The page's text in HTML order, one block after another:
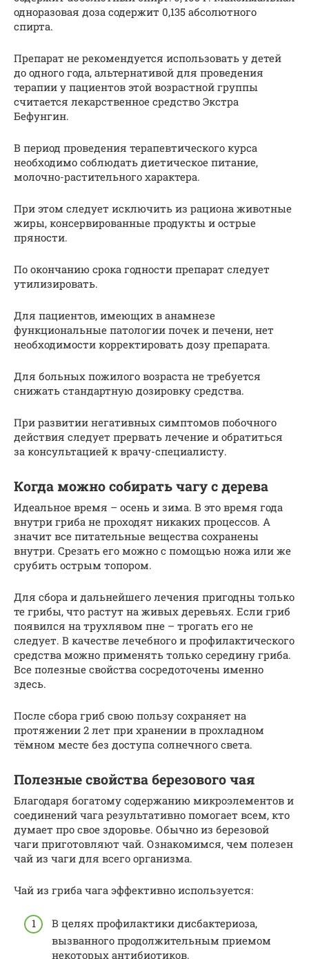
одноразовая доза содержит 0,135 абсолютного
спирта.
Препарат не рекомендуется использовать у детей
до одного года, альтернативой для проведения
терапии у пациентов этой возрастной группы
считается лекарственное средство Экстра
Бефунгин.
В период проведения терапевтического курса
необходимо соблюдать диетическое питание,
молочно-растительного характера.
При этом следует исключить из рациона животные
жиры, консервированные продукты и острые
пряности.
По окончанию срока годности препарат следует
утилизировать.
Для пациентов, имеющих в анамнезе
функциональные патологии почек и печени, нет
необходимости корректировать дозу препарата.
Для больных пожилого возраста не требуется
снижать стандартную дозировку средства.
При развитии негативных симптомов побочного
действия следует прервать лечение и обратиться
за консультацией к врачу-специалисту.
Когда можно собирать чагу с дерева
Идеальное время – осень и зима. В это время года
внутри гриба не проходят никаких процессов. А
значит все питательные вещества сохранены
внутри. Срезать его можно с помощью ножа или же
срубить острым топором.
Для сбора и дальнейшего лечения пригодны только
те грибы, что растут на живых деревьях. Если гриб
появился на трухлявом пне – трогать его не
следует. В качестве лечебного и профилактического
средства можно применять только середину гриба.
Все полезные свойства сосредоточены именно
здесь.
После сбора гриб свою пользу сохраняет на
протяжении 2 лет при хранении в прохладном
тёмном месте без доступа солнечного света.
Полезные свойства березового чая
Благодаря богатому содержанию микроэлементов и
соединений чага результативно помогает всем, кто
думает про свое здоровье. Обычно из березовой
чаги приготовляют чай. Ознакомимся, чем полезен
чай из чаги для всего организма.
Чай из гриба чага эффективно используется:
В целях профилактики дисбактериоза,
вызванного продолжительным приемом
некоторых антибиотиков.